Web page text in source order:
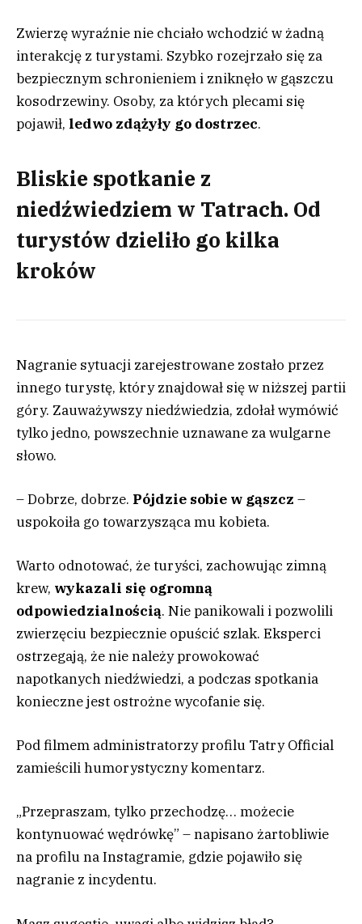
Zwierzę wyraźnie nie chciało wchodzić w żadną
interakcję z turystami. Szybko rozejrzało się za
bezpiecznym schronieniem i zniknęło w gąszczu
kosodrzewiny. Osoby, za których plecami się
pojawił, ledwo zdążyły go dostrzec.
Bliskie spotkanie z
niedźwiedziem w Tatrach. Od
turystów dzieliło go kilka
kroków
Nagranie sytuacji zarejestrowane zostało przez
innego turystę, który znajdował się w niższej partii
góry. Zauważywszy niedźwiedzia, zdołał wymówić
tylko jedno, powszechnie uznawane za wulgarne
słowo.
– Dobrze, dobrze. Pójdzie sobie w gąszcz –
uspokoiła go towarzysząca mu kobieta.
Warto odnotować, że turyści, zachowując zimną
krew, wykazali się ogromną
odpowiedzialnością. Nie panikowali i pozwolili
zwierzęciu bezpiecznie opuścić szlak. Eksperci
ostrzegają, że nie należy prowokować
napotkanych niedźwiedzi, a podczas spotkania
konieczne jest ostrożne wycofanie się.
Pod filmem administratorzy profilu Tatry Official
zamieścili humorystyczny komentarz.
„Przepraszam, tylko przechodzę… możecie
kontynuować wędrówkę” – napisano żartobliwie
na profilu na Instagramie, gdzie pojawiło się
nagranie z incydentu.